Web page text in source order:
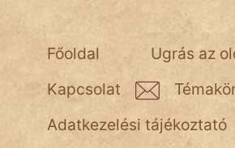
mikkamakka
vörös ördög
nagyöreg
Ugrás az
Főoldal
Kapcsolat
Adatkezelési tájékoztató